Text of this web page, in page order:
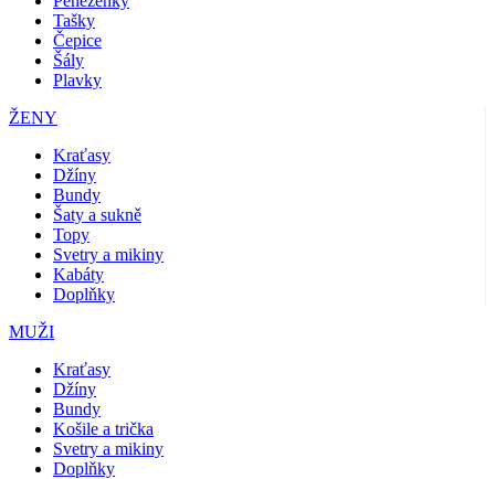
Tašky
Čepice
Šály
Plavky
ŽENY
Kraťasy
Džíny
Bundy
Šaty a sukně
Topy
Svetry a mikiny
Kabáty
Doplňky
MUŽI
Kraťasy
Džíny
Bundy
Košile a trička
Svetry a mikiny
Doplňky